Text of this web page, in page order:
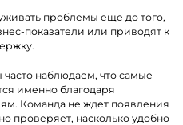
проблемы еще до того,
показатели или приводят к
наблюдаем, что самые
именно благодаря
Команда не ждет появления
проверяет, насколько удобно